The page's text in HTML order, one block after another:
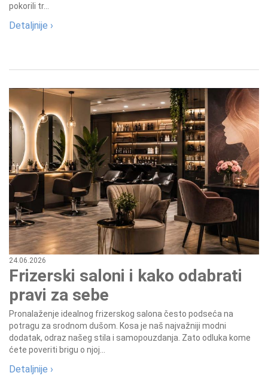
pokorili tr...
Detaljnije ›
24.06.2026
Frizerski saloni i kako odabrati
pravi za sebe
Pronalaženje idealnog frizerskog salona često podseća na
potragu za srodnom dušom. Kosa je naš najvažniji modni
dodatak, odraz našeg stila i samopouzdanja. Zato odluka kome
ćete poveriti brigu o njoj...
Detaljnije ›